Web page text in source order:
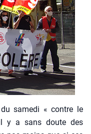
same­di « contre le
y a sans doute des